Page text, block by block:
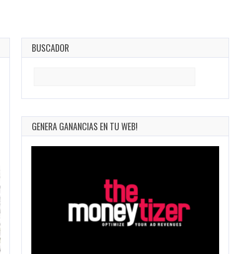
BUSCADOR
GENERA GANANCIAS EN TU WEB!